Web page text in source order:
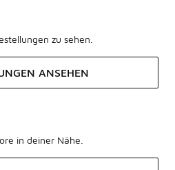
zu sehen.
ANSEHEN
in deiner Nähe.